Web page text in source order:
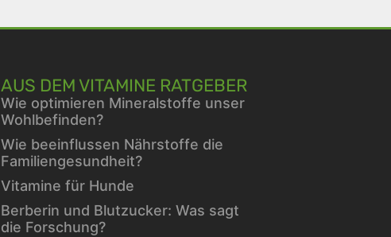
AUS DEM VITAMINE RATGEBER
Wie optimieren Mineralstoffe unser
Wohlbefinden?
Wie beeinflussen Nährstoffe die
Familiengesundheit?
Vitamine für Hunde
Berberin und Blutzucker: Was sagt
die Forschung?